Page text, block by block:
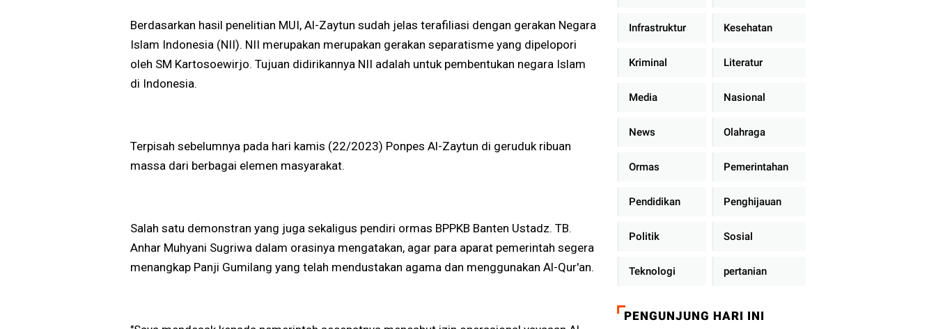
Berdasarkan hasil penelitian MUI, Al-Zaytun sudah jelas terafiliasi dengan gerakan Negara
Islam Indonesia (NII). NII merupakan merupakan gerakan separatisme yang dipelopori
oleh SM Kartosoewirjo. Tujuan didirikannya NII adalah untuk pembentukan negara Islam
di Indonesia.
Terpisah sebelumnya pada hari kamis (22/2023) Ponpes Al-Zaytun di geruduk ribuan
massa dari berbagai elemen masyarakat.
Salah satu demonstran yang juga sekaligus pendiri ormas BPPKB Banten Ustadz. TB.
Anhar Muhyani Sugriwa dalam orasinya mengatakan, agar para aparat pemerintah segera
menangkap Panji Gumilang yang telah mendustakan agama dan menggunakan Al-Qur'an.
Infrastruktur Kesehatan
Kriminal Literatur
Media Nasional
News Olahraga
Ormas Pemerintahan
Pendidikan Penghijauan
Politik Sosial
Teknologi pertanian
PENGUNJUNG HARI INI